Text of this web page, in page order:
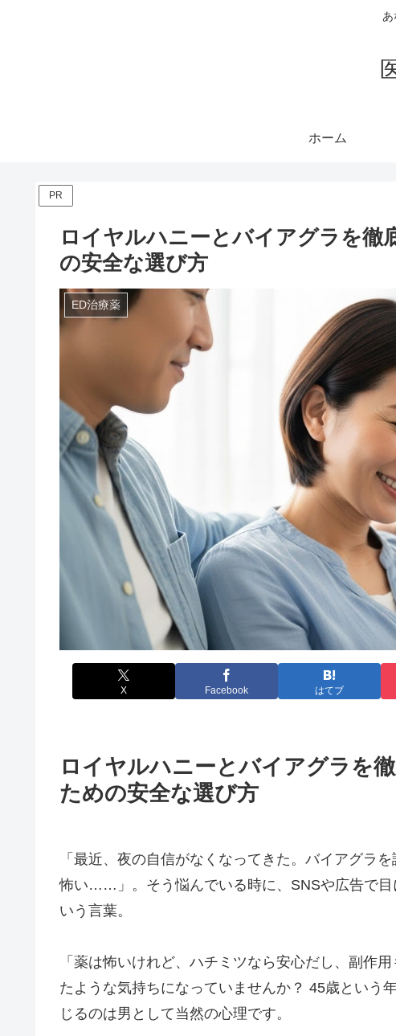
あ
ホーム
PR
ロイヤルハニーとバイアグラを徹
の安全な選び方
ED治療薬
X Facebook はてブ
ロイヤルハニーとバイアグラを
ための安全な選び方
「最近、夜の自信がなくなってきた。バイアグラ
怖い……」。そう悩んでいる時に、SNSや広告で目
いう言葉。
「薬は怖いけれど、ハチミツなら安心だし、副作
たような気持ちになっていませんか？ 45歳という
じるのは男として当然の心理です。